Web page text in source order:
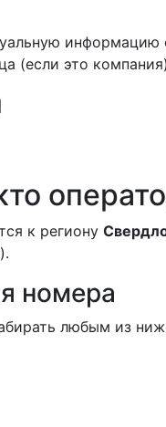
информацию
(если это
к региону
).
номера
любым из